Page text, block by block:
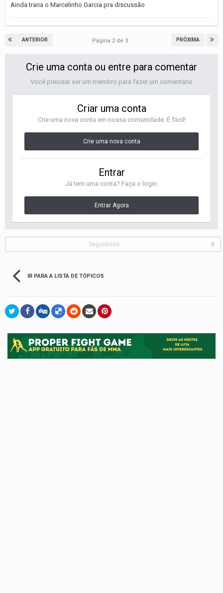
Ainda traria o Marcelinho Garcia pra discussão
ANTERIOR PRÓXIMA
Página 2 de 3
Crie uma conta ou entre para comentar
Você precisar ser um membro para fazer um comentário
Criar uma conta
Crie uma nova conta em nossa comunidade. É fácil!
Crie uma nova conta
Entrar
Já tem uma conta? Faça o login.
Entrar Agora
Seguidores 0
IR PARA A LISTA DE TÓPICOS